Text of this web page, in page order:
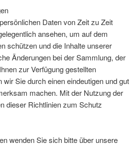
Daten von Zeit zu Zeit
ansehen, um auf dem
schützen und die Inhalte unserer
Änderungen bei der Sammlung, der
zur Verfügung gestellten
Sie durch einen eindeutigen und gut
machen. Mit der Nutzung der
dieser Richtlinien zum Schutz
wenden Sie sich bitte über unsere